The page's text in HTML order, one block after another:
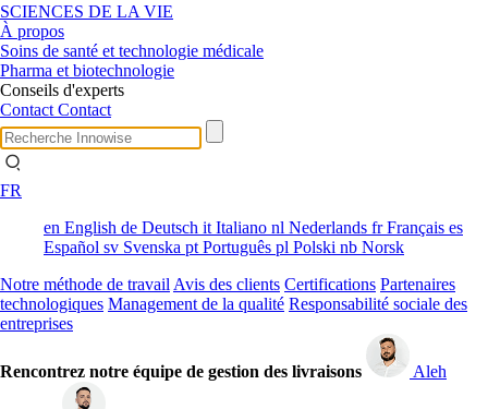
SCIENCES DE LA VIE
À propos
Soins de santé et technologie médicale
Pharma et biotechnologie
Conseils d'experts
Contact Contact
FR
en English de Deutsch it Italiano nl Nederlands frFrançais es
Español sv Svenska pt Português pl Polski nb Norsk
Notre méthode de travail Avis des clients Certifications Partenaires
technologiques Management de la qualité Responsabilité sociale des
entreprises
Rencontrez notre équipe de gestion des livraisons Aleh